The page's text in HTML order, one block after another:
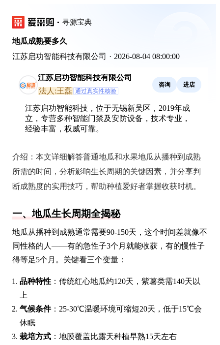
寻源宝典
地瓜成熟要多久
江苏启功智能科技有限公司 · 2026-08-04 08:00:00
江苏启功智能科技有限公司
法人:王磊 通过真实性核验
咨询 进店
江苏启功智能科技，位于无锡新吴区，2019年成
立，专营多种智能门禁及安防设备，技术专业，
经验丰富，权威可靠。
介绍： 本文详细解答普通地瓜和水果地瓜从播种到成熟
所需的时间，分析影响生长周期的关键因素，并分享判
断成熟度的实用技巧，帮助种植爱好者掌握收获时机。
一、地瓜生长周期全揭秘
地瓜从播种到成熟通常需要90-150天，这个时间差就像不
同性格的人——有的急性子3个月就能收获，有的慢性子
得等足5个月。关键看三个变量：
品种特性 ：传统红心地瓜约120天，紫薯类需140天以
上
气候条件：25-30℃温暖环境可缩短20天，低于15℃会
休眠
栽培方式 ：地膜覆盖比露天种植早熟15天左右